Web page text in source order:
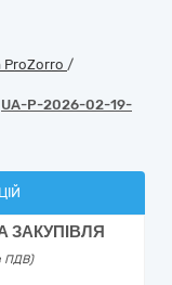
ProZorro /
UA-P-2026-02-19-
ЗАКУПІВЛЯ
ПДВ)